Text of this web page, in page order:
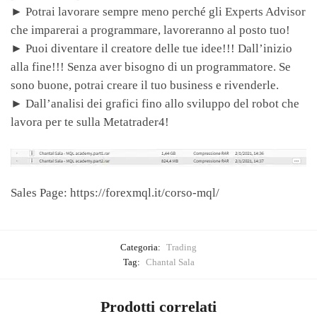
► Potrai lavorare sempre meno perché gli Experts Advisor
che imparerai a programmare, lavoreranno al posto tuo!
► Puoi diventare il creatore delle tue idee!!! Dall’inizio
alla fine!!! Senza aver bisogno di un programmatore. Se
sono buone, potrai creare il tuo business e rivenderle.
► Dall’analisi dei grafici fino allo sviluppo del robot che
lavora per te sulla Metatrader4!
Sales Page: https://forexmql.it/corso-mql/
Categoria: Trading
Tag: Chantal Sala
Prodotti correlati